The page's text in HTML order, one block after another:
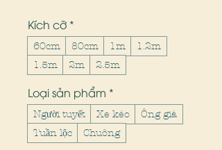
Kích cỡ *
60cm 80cm 1m
1.2m
1.5m
2m 2.5m
Loại sản phẩm *
Người tuyết Xe kéo
Ông già
Tuần lộc
Chuông